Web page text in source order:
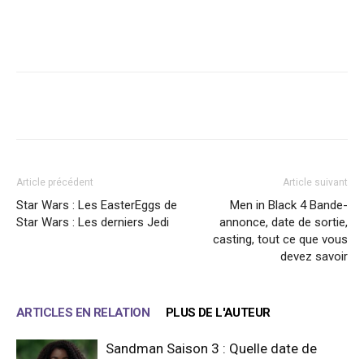
Article précédent
Star Wars : Les EasterEggs de
Star Wars : Les derniers Jedi
Article suivant
Men in Black 4 Bande-
annonce, date de sortie,
casting, tout ce que vous
devez savoir
ARTICLES EN RELATION PLUS DE L'AUTEUR
Sandman Saison 3 : Quelle date de